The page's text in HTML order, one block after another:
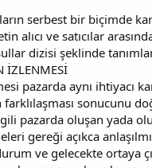
serbest bir biçimde
alıcı ve satıcılar
dizisi şeklinde
İZLENMESİ
pazarda aynı ihtiyacı
sonucunu
pazarda oluşan yada
gereği açıkca
ve gelecekte ortaya